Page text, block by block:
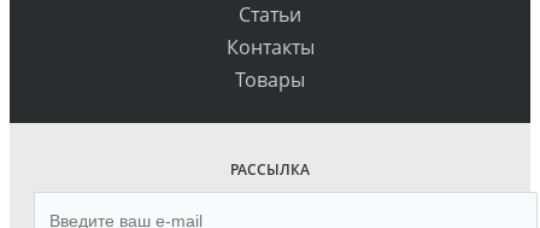
Статьи
Контакты
Товары
РАССЫЛКА